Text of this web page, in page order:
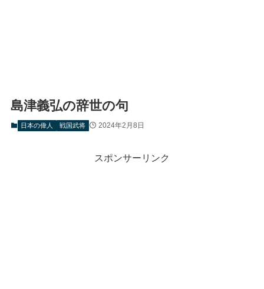
島津義弘の辞世の句
日本の偉人 戦国武将 2024年2月8日
スポンサーリンク